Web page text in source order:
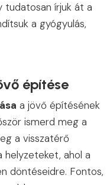
tudatosan írjuk át a
a gyógyulás,
építése
a jövő építésének
ismerd meg a
a visszatérő
helyzeteket, ahol a
döntéseidre. Fontos,